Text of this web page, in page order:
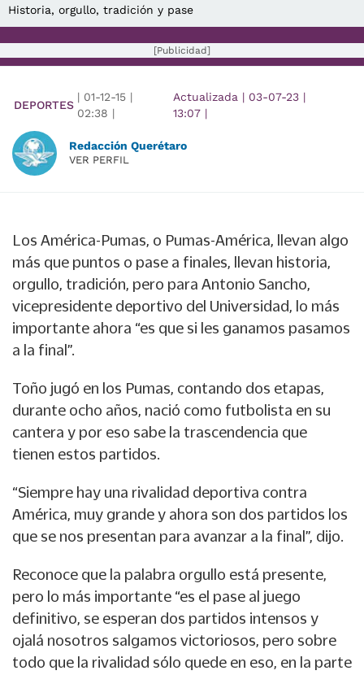
Historia, orgullo, tradición y pase
[Publicidad]
DEPORTES
| 01-12-15 |
02:38 |
Actualizada | 03-07-23 |
13:07|
Redacción Querétaro
VER PERFIL
Los América-Pumas, o Pumas-América, llevan algo
más que puntos o pase a finales, llevan historia,
orgullo, tradición, pero para Antonio Sancho,
vicepresidente deportivo del Universidad, lo más
importante ahora “es que si les ganamos pasamos
a la final”.
Toño jugó en los Pumas, contando dos etapas,
durante ocho años, nació como futbolista en su
cantera y por eso sabe la trascendencia que
tienen estos partidos.
“Siempre hay una rivalidad deportiva contra
América, muy grande y ahora son dos partidos los
que se nos presentan para avanzar a la final”, dijo.
Reconoce que la palabra orgullo está presente,
pero lo más importante “es el pase al juego
definitivo, se esperan dos partidos intensos y
ojalá nosotros salgamos victoriosos, pero sobre
todo que la rivalidad sólo quede en eso, en la parte